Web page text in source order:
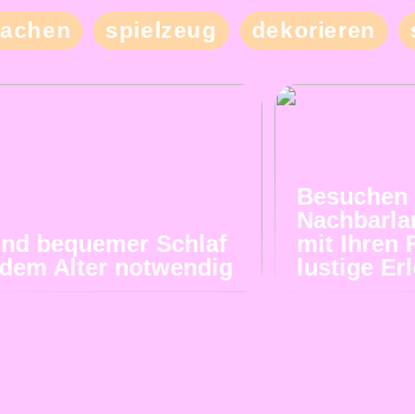
spielzeug dekorieren
bequemer Schlaf
Alter notwendig
mit Ihren
lustige